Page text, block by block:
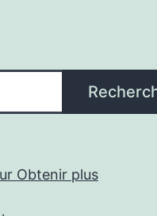
Obtenir plus